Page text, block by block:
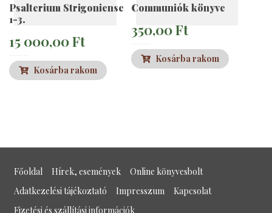
Psalterium Strigoniense
1-3.
15 000,00Ft
Kosárba rakom
Communiók könyve
350,00Ft
Kosárba rakom
Főoldal Hírek, események
Online könyvesbolt
Adatkezelési tájékoztató
Impresszum
Kapcsolat
Fizetési és szállítási információk